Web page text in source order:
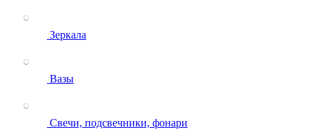
Зеркала
Вазы
Свечи, подсвечники, фонари